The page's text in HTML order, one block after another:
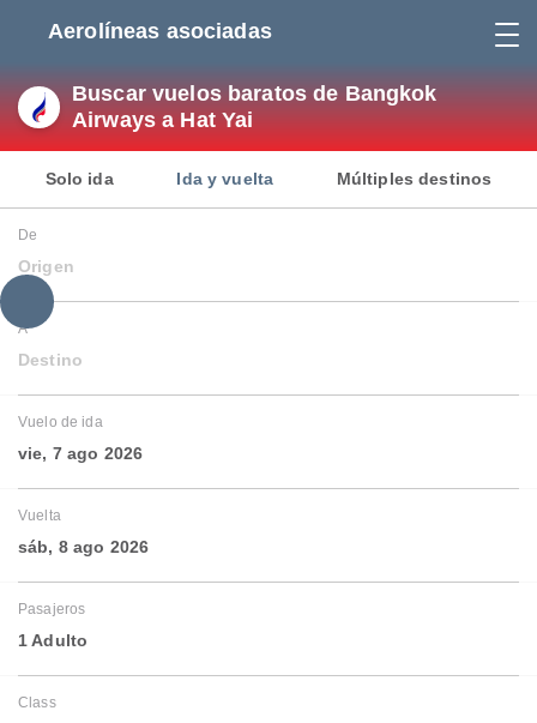
Aerolíneas asociadas
Buscar vuelos baratos de Bangkok
Airways a Hat Yai
Solo ida Ida y vuelta Múltiples destinos
De
Origen
A
Destino
Vuelo de ida
vie, 7 ago 2026
Vuelta
sáb, 8 ago 2026
Pasajeros
1 Adulto
Class